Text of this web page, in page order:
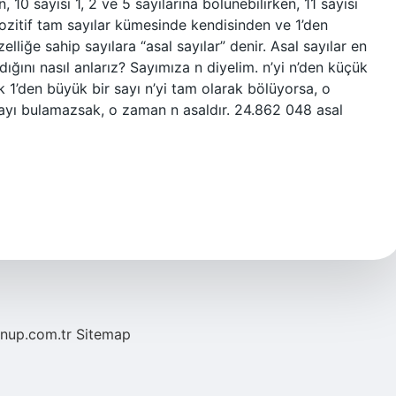
10 sayısı 1, 2 ve 5 sayılarına bölünebilirken, 11 sayısı
tam sayılar kümesinde kendisinden ve 1’den
sahip sayılara “asal sayılar” denir. Asal sayılar en
nasıl anlarız? Sayımıza n diyelim. n’yi n’den küçük
büyük bir sayı n’yi tam olarak bölüyorsa, o
bulamazsak, o zaman n asaldır. 24.862 048 asal
Sitemap